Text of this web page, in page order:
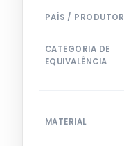
PAÍS / PRODUTOR
CATEGORIA DE
EQUIVALÊNCIA
MATERIAL